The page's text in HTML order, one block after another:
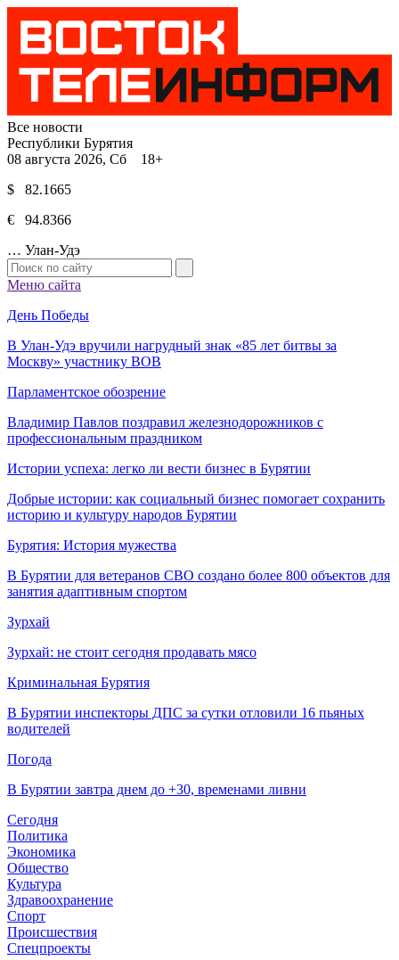
Все новости
Республики Бурятия
08 августа 2026, Сб 18+
$ 82.1665
€ 94.8366
… Улан-Удэ
Меню сайта
День Победы
В Улан-Удэ вручили нагрудный знак «85 лет битвы за
Москву» участнику ВОВ
Парламентское обозрение
Владимир Павлов поздравил железнодорожников с
профессиональным праздником
Истории успеха: легко ли вести бизнес в Бурятии
Добрые истории: как социальный бизнес помогает сохранить
историю и культуру народов Бурятии
Бурятия: История мужества
В Бурятии для ветеранов СВО создано более 800 объектов для
занятия адаптивным спортом
Зурхай
Зурхай: не стоит сегодня продавать мясо
Криминальная Бурятия
В Бурятии инспекторы ДПС за сутки отловили 16 пьяных
водителей
Погода
В Бурятии завтра днем до +30, временами ливни
Сегодня
Политика
Экономика
Общество
Культура
Здравоохранение
Спорт
Происшествия
Спецпроекты